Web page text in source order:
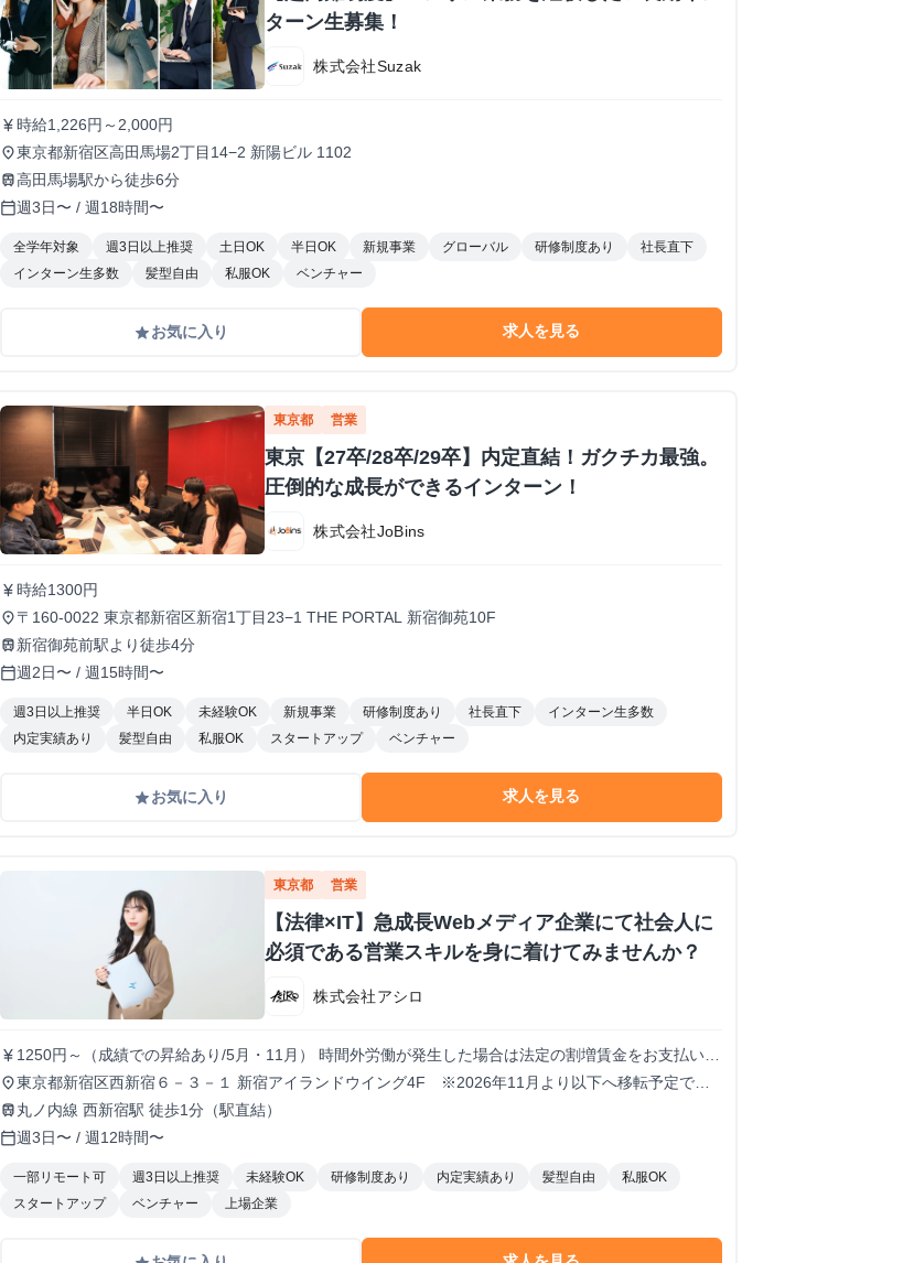
ターン生募集！
株式会社Suzak
currency_yen時給1,226円～2,000円
place東京都新宿区高田馬場2丁目14−2 新陽ビル 1102
train高田馬場駅から徒歩6分
calendar_today週3日〜 / 週18時間〜
全学年対象 週3日以上推奨 土日OK 半日OK 新規事業 グローバル 研修制度あり
社長直下
インターン生多数
髪型自由 私服OK ベンチャー
gradeお気に入り 求人を見る
東京都 営業
東京【27卒/28卒/29卒】内定直結！ガクチカ最強。
圧倒的な成長ができるインターン！
株式会社JoBins
currency_yen時給1300円
place 〒160-0022 東京都新宿区新宿1丁目23−1 THE PORTAL 新宿御苑10F
train 新宿御苑前駅より徒歩4分
calendar_today週2日〜 / 週15時間〜
週3日以上推奨 半日OK 未経験OK 新規事業 研修制度あり 社長直下
インターン生多数
内定実績あり
髪型自由 私服OK スタートアップ ベンチャー
gradeお気に入り 求人を見る
東京都 営業
【法律×IT】急成長Webメディア企業にて社会人に
必須である営業スキルを身に着けてみませんか？
株式会社アシロ
currency_yen 1250円～（成績での昇給あり/5月・11月） 時間外労働が発生した場合は法定の割増賃金をお支払いい
たします。
place東京都新宿区西新宿６－３－１ 新宿アイランドウイング4F ※2026年11月より以下へ移転予定です
〒160-0023 東京都新宿区西新宿7-22-12泉ホシイチビル
train 丸ノ内線 西新宿駅 徒歩1分（駅直結）
calendar_today週3日〜 / 週12時間〜
一部リモート可 週3日以上推奨 未経験OK 研修制度あり 内定実績あり 髪型自由
私服OK
スタートアップ
ベンチャー 上場企業